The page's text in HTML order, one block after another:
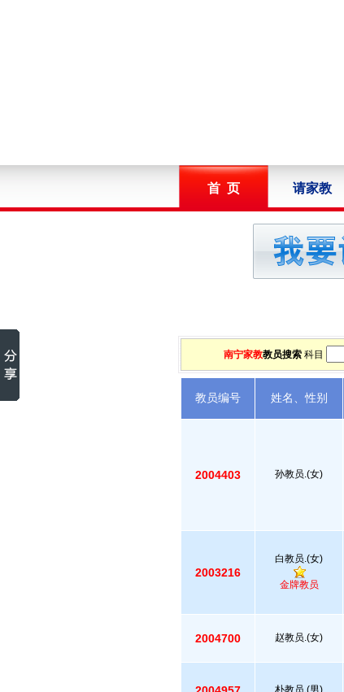
首 页 请家教
南宁家教教员搜索科目
教员编号 姓名、性别
2004403 孙教员.(女)
2003216
白教员.(女)
金牌教员
2004700 赵教员.(女)
朴教员.(男)